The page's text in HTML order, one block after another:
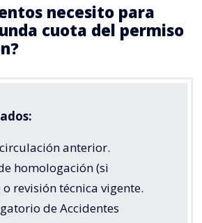
necesito para
cuota del permiso
anterior.
homologación (si
revisión técnica vigente.
de Accidentes